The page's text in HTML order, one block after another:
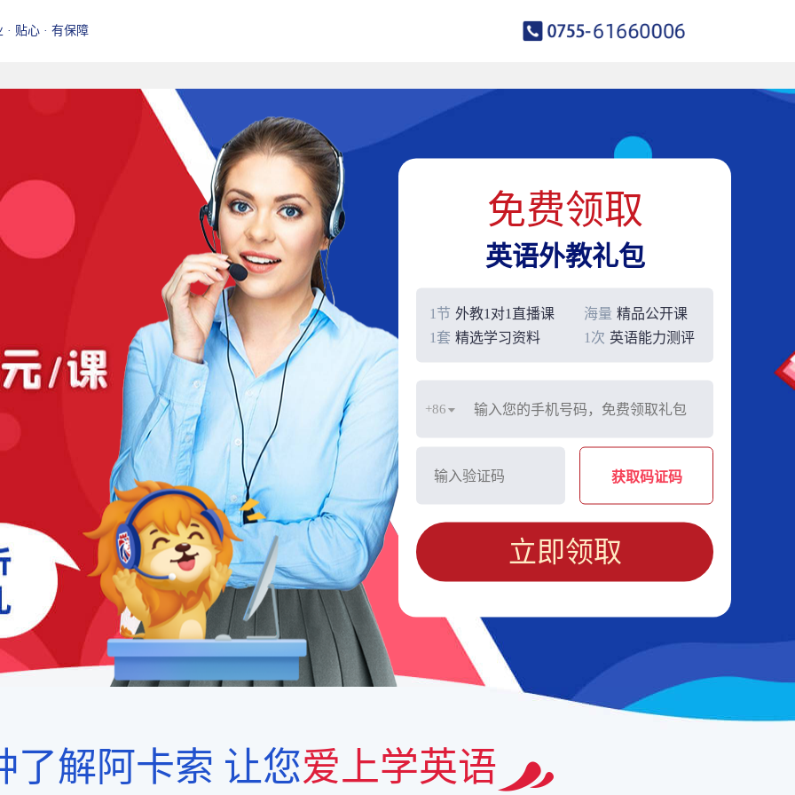
· 贴心 · 有保障
免费领取
英语外教礼包
1节 外教1对1直播课 海量 精品公开课
1套 精选学习资料 1次 英语能力测评
+86
获取码证码
立即领取
了解阿卡索 让您爱上学英语